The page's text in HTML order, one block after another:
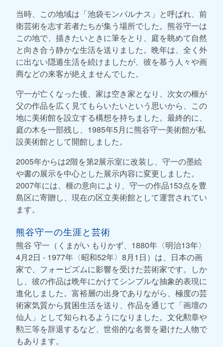
当時、この地域は「池袋モンパルナス」と呼ばれ、前
衛芸術を志す若者たちが集う場所でした。熊谷守一は
この地で、描きたいときに筆をとり、庭を眺めて自然
と向き合う静かな生活を送りました。晩年は、全く外
に出ない隠遁生活を続けましたが、彼を慕う人々や画
商などの来客が絶えませんでした。
守一が亡くなった後、家は空き家となり、次女の榧が
父の作品を広く見てもらいたいという思いから、この
地に美術館を設立する構想を持ちました。最終的に、
庭の木を一部残し、1985年5月に熊谷守一美術館が私
設美術館として開館しました。
2005年からは2階を第2展示室に改装し、守一の墨絵
や書の展示を中心とした展示内容に変更しました。
2007年には、榧の意向により、守一の作品153点を豊
島区に寄贈し、現在の区立美術館として運営されてい
ます。
熊谷守一の生涯と芸術
熊谷 守一（くまがい もりかず、1880年〈明治13年〉
4月2日 - 1977年〈昭和52年〉8月1日）は、日本の画
家で、フォービズムに影響を受けた芸術家です。しか
し、彼の作品は晩年にかけてシンプルな抽象的表現に
進化しました。富裕層の出身でありながら、極度の芸
術家気質から貧困生活を送り、作品を通じて「画壇の
仙人」として知られるようになりました。文化勲章や
勲三等を辞退するなど、世俗的な名誉を避けた人物で
もあります。